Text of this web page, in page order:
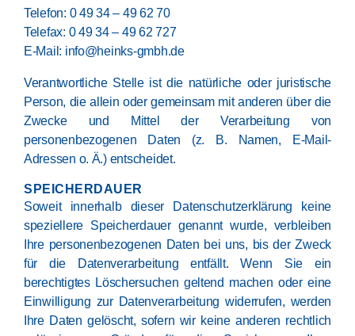
Telefon: 0 49 34 – 49 62 70
Telefax: 0 49 34 – 49 62 727
E-Mail: info@heinks-gmbh.de
Verantwortliche Stelle ist die natürliche oder juristische
Person, die allein oder gemeinsam mit anderen über die
Zwecke und Mittel der Verarbeitung von
personenbezogenen Daten (z. B. Namen, E-Mail-
Adressen o. Ä.) entscheidet.
SPEICHERDAUER
Soweit innerhalb dieser Datenschutzerklärung keine
speziellere Speicherdauer genannt wurde, verbleiben
Ihre personenbezogenen Daten bei uns, bis der Zweck
für die Datenverarbeitung entfällt. Wenn Sie ein
berechtigtes Löschersuchen geltend machen oder eine
Einwilligung zur Datenverarbeitung widerrufen, werden
Ihre Daten gelöscht, sofern wir keine anderen rechtlich